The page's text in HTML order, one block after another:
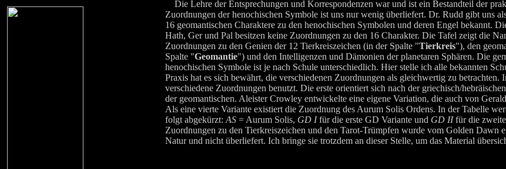
Die Lehre der Entsprechungen und Korrespondenzen war und ist ein Bestandteil der
Zuordnungen der henochischen Symbole ist uns nur wenig überliefert. Dr. Rudd gibt uns
16 geomantischen Charaktere zu den henochischen Symbolen und deren Engel bekannt.
Hath, Ger und Pal besitzen keine Zuordnungen zu den 16 Charakter. Die Tafel zeigt die
Zuordnungen zu den Genien der 12 Tierkreiszeichen (in der Spalte "Tierkreis"), den
Spalte "Geomantie") und den Intelligenzen und Dämonien der planetaren Sphären. Die
henochischen Symbole ist je nach Schule unterschiedlich. Hier stelle ich alle bekannten
Praxis hat es sich bewährt, die verschiedenen Zuordnungen als gleichwertig zu
verschiedene Zuordnungen benutzt. Die erste orientiert sich nach der griechisch/
der geomantischen. Aleister Crowley entwickelte eine eigene Variation, die auch von
Als eine vierte Variante existiert die Zuordnung des Aurum Solis Ordens. In der Tabelle
folgt abgekürzt: AS= Aurum Solis, GD Ifür die erste GD Variante und GD IIfür die
Zuordnungen zu den Tierkreiszeichen und den Tarot-Trümpfen wurde vom Golden Dawn
Natur und nicht überliefert. Ich bringe sie trotzdem an dieser Stelle, um das Material